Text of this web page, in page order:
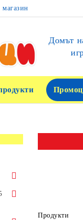
Домът
Продукти